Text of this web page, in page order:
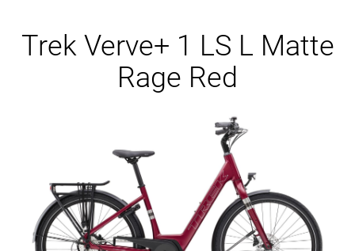
Trek Verve+ 1 LS L Matte
Rage Red